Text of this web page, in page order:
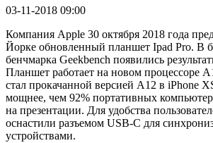
03-11-2018 09:00
Компания Apple 30 октября 2018 года
Йорке обновленный планшет Ipad Pro. В
бенчмарка Geekbench появились
Планшет работает на новом процессоре
стал прокачанной версией A12 в iPhone
мощнее, чем 92% портативных
на презентации. Для удобства
оснастили разъемом USB-C для
устройствами.